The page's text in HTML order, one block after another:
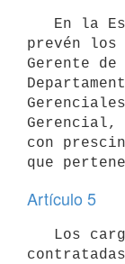
prevén los
Gerente
Gerencial,
con
Artículo 5